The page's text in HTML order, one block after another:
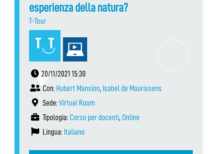
esperienza della natura?
T-Tour
20/11/2021 15:30
Con: Hubert Mansion, Isabel de Maurissens
Sede: Virtual Room
Tipologia: Corso per docenti, Online
Lingua: Italiano